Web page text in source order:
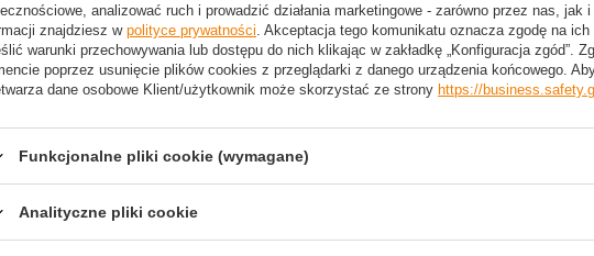
analizować ruch i prowadzić działania marketingowe - zarówno przez nas,
znajdziesz wpolityce prywatności. Akceptacja tego komunikatu oznacza zgodę na
warunki przechowywania lub dostępu do nich klikając w zakładkę „Konfiguracja zgód”.
poprzez usunięcie plików cookies z przeglądarki z danego urządzenia końcowego.
dane osobowe Klient/użytkownik może skorzystać ze strony https://
Funkcjonalne pliki cookie (wymagane)
Analityczne pliki cookie